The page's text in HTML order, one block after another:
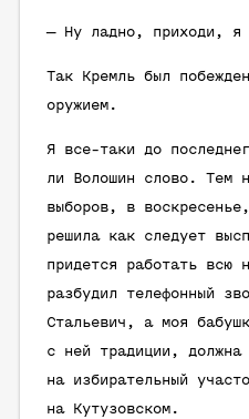
— Ну ладно, приходи, я
Так Кремль был
оружием.
Я все-таки до
ли Волошин слово. Тем
выборов, в
решила как следует
придется работать
разбудил телефонный
Стальевич, а моя
с ней традиции, должна
на избирательный
на Кутузовском.